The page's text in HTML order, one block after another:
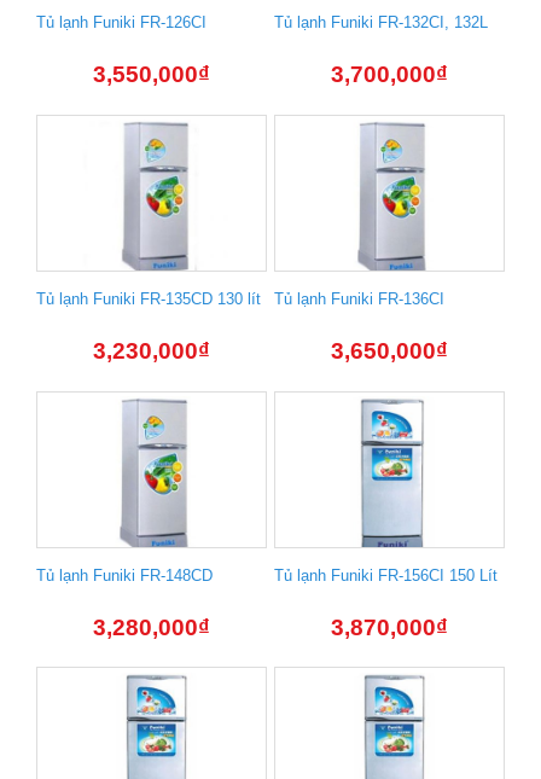
Tủ lạnh Funiki FR-126CI
3,550,000₫
Tủ lạnh Funiki FR-132CI, 132L
3,700,000₫
Tủ lạnh Funiki FR-135CD 130 lít
3,230,000₫
Tủ lạnh Funiki FR-136CI
3,650,000₫
Tủ lạnh Funiki FR-148CD
3,280,000₫
Tủ lạnh Funiki FR-156CI 150 Lít
3,870,000₫